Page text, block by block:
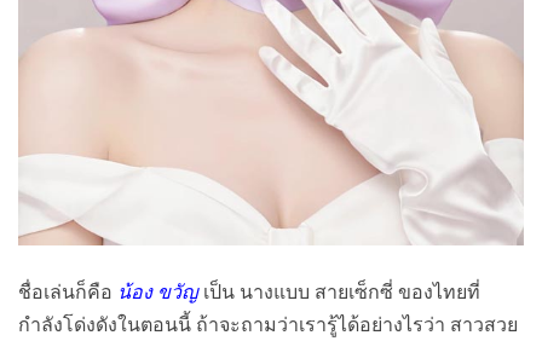
ชื่อเล่นก็คือ น้อง ขวัญเป็น นางแบบ สายเซ็กซี่ ของไทยที่
กำลังโด่งดังในตอนนี้ ถ้าจะถามว่าเรารู้ได้อย่างไรว่า สาวสวย